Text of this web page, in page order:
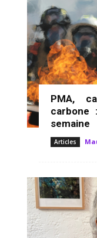
PMA,
semaine
Articles